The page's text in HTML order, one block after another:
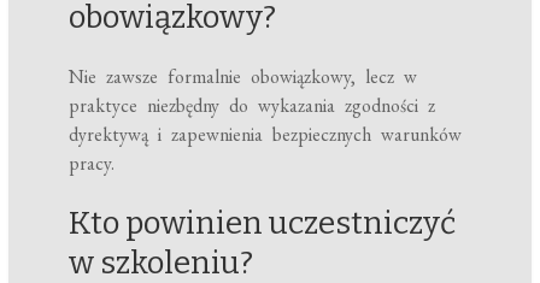
obowiązkowy?
Nie zawsze formalnie obowiązkowy, lecz w
praktyce niezbędny do wykazania zgodności z
dyrektywą i zapewnienia bezpiecznych warunków
pracy.
Kto powinien uczestniczyć
w szkoleniu?